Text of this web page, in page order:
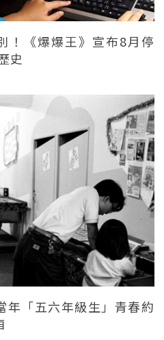
！《爆爆王》宣布8月停
史
年「五六年級生」青春約